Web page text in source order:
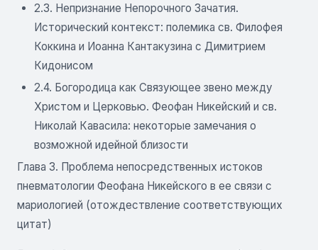
2.3. Непризнание Непорочного Зачатия.
Исторический контекст: полемика св. Филофея
Коккина и Иоанна Кантакузина с Димитрием
Кидонисом
2.4. Богородица как Связующее звено между
Христом и Церковью. Феофан Никейский и св.
Николай Кавасила: некоторые замечания о
возможной идейной близости
Глава 3. Проблема непосредственных истоков
пневматологии Феофана Никейского в ее связи с
мариологией (отождествление соответствующих
цитат)